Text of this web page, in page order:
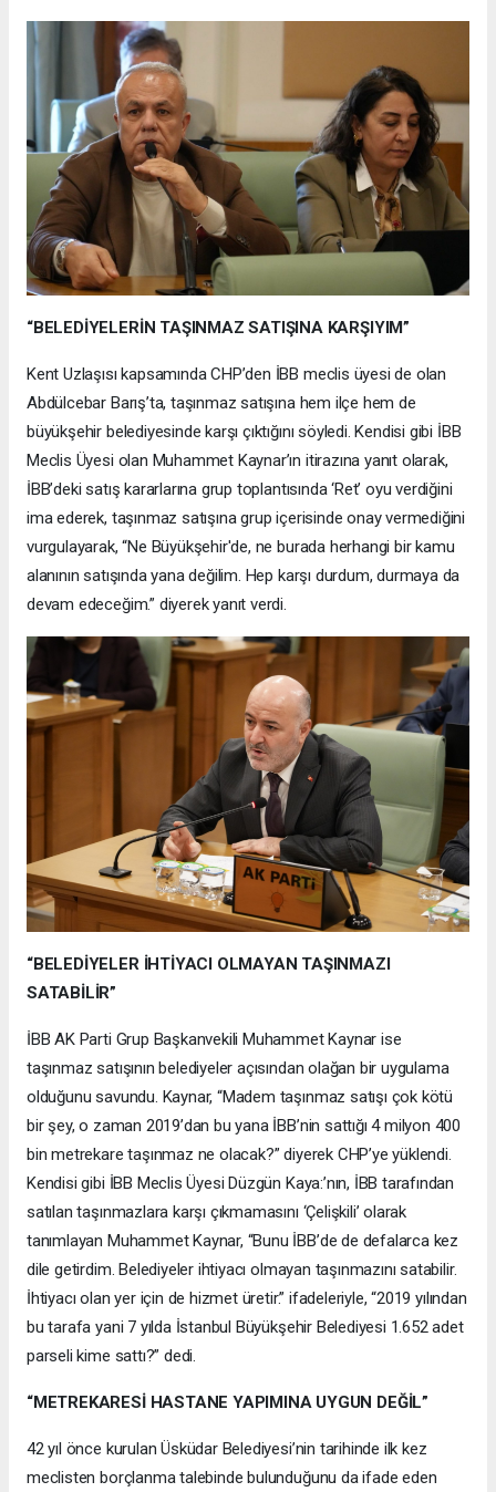
“BELEDİYELERİN TAŞINMAZ SATIŞINA KARŞIYIM”
Kent Uzlaşısı kapsamında CHP’den İBB meclis üyesi de olan
Abdülcebar Barış’ta, taşınmaz satışına hem ilçe hem de
büyükşehir belediyesinde karşı çıktığını söyledi. Kendisi gibi İBB
Meclis Üyesi olan Muhammet Kaynar’ın itirazına yanıt olarak,
İBB’deki satış kararlarına grup toplantısında ‘Ret’ oyu verdiğini
ima ederek, taşınmaz satışına grup içerisinde onay vermediğini
vurgulayarak, “Ne Büyükşehir'de, ne burada herhangi bir kamu
alanının satışında yana değilim. Hep karşı durdum, durmaya da
devam edeceğim.” diyerek yanıt verdi.
“BELEDİYELER İHTİYACI OLMAYAN TAŞINMAZI
SATABİLİR”
İBB AK Parti Grup Başkanvekili Muhammet Kaynar ise
taşınmaz satışının belediyeler açısından olağan bir uygulama
olduğunu savundu. Kaynar, “Madem taşınmaz satışı çok kötü
bir şey, o zaman 2019’dan bu yana İBB’nin sattığı 4 milyon 400
bin metrekare taşınmaz ne olacak?” diyerek CHP’ye yüklendi.
Kendisi gibi İBB Meclis Üyesi Düzgün Kaya:’nın, İBB tarafından
satılan taşınmazlara karşı çıkmamasını ‘Çelişkili’ olarak
tanımlayan Muhammet Kaynar, “Bunu İBB’de de defalarca kez
dile getirdim. Belediyeler ihtiyacı olmayan taşınmazını satabilir.
İhtiyacı olan yer için de hizmet üretir.” ifadeleriyle, “2019 yılından
bu tarafa yani 7 yılda İstanbul Büyükşehir Belediyesi 1.652 adet
parseli kime sattı?” dedi.
“METREKARESİ HASTANE YAPIMINA UYGUN DEĞİL”
42 yıl önce kurulan Üsküdar Belediyesi’nin tarihinde ilk kez
meclisten borçlanma talebinde bulunduğunu da ifade eden